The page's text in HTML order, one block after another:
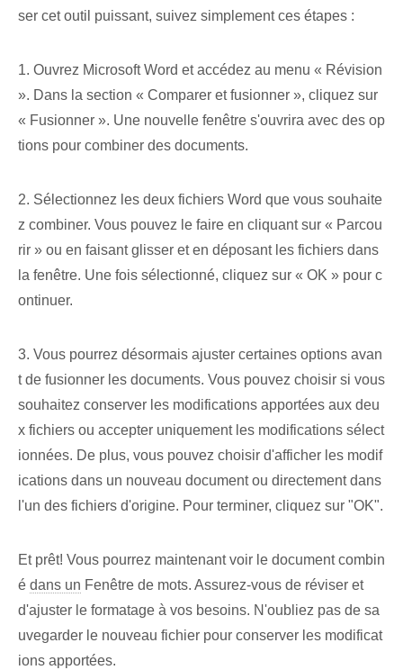
ser cet outil puissant, suivez simplement ces étapes :
1. Ouvrez Microsoft Word et accédez au menu « Révision
». Dans la section « Comparer et fusionner », cliquez sur
« Fusionner ». Une nouvelle fenêtre s'ouvrira avec des op
tions pour combiner des documents.
2. Sélectionnez⁢ les deux fichiers Word que vous souhaite
z combiner.‍ Vous pouvez le faire⁤ en cliquant sur « Parcou
rir » ou​ en faisant glisser et en déposant ⁢les fichiers⁢ dans
la fenêtre. Une fois sélectionné, cliquez sur « OK » pour c
ontinuer.
3. Vous pourrez désormais ajuster certaines options ⁢avan
t de fusionner les documents. ⁤Vous pouvez choisir si vous
souhaitez conserver les modifications apportées aux deu
x fichiers ou accepter uniquement les modifications sélect
ionnées. De plus, vous pouvez choisir d'afficher les modif
ications dans un nouveau document ou directement dans
l'un des fichiers d'origine. Pour terminer, cliquez sur "OK".
Et prêt! Vous pourrez maintenant voir le document combin
é dans un Fenêtre de mots. Assurez-vous de réviser et
d'ajuster le formatage⁣ à vos besoins. N'oubliez pas de sa
uvegarder le ‌nouveau fichier⁢ pour conserver les modificat
ions‍ apportées.